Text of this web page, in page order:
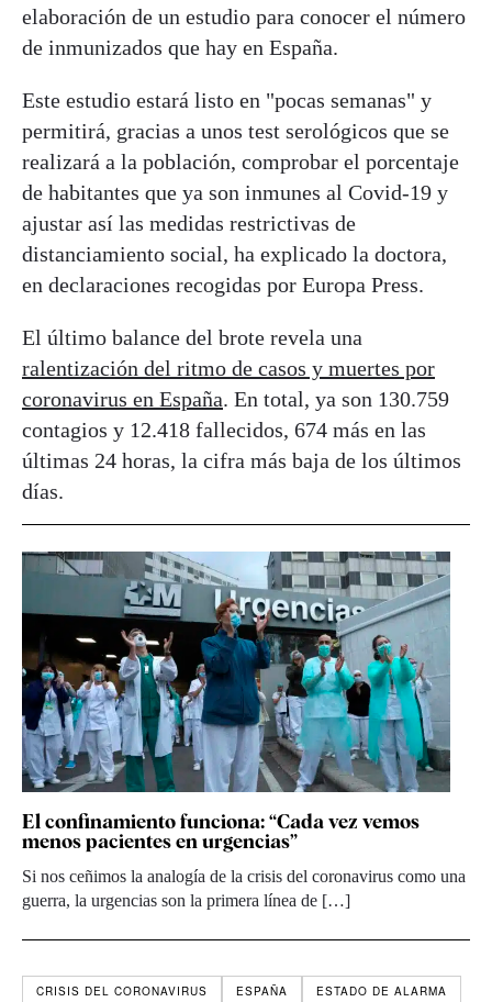
elaboración de un estudio para conocer el número
de inmunizados que hay en España.
Este estudio estará listo en "pocas semanas" y
permitirá, gracias a unos test serológicos que se
realizará a la población, comprobar el porcentaje
de habitantes que ya son inmunes al Covid-19 y
ajustar así las medidas restrictivas de
distanciamiento social, ha explicado la doctora,
en declaraciones recogidas por Europa Press.
El último balance del brote revela una
ralentización del ritmo de casos y muertes por
coronavirus en España. En total, ya son 130.759
contagios y 12.418 fallecidos, 674 más en las
últimas 24 horas, la cifra más baja de los últimos
días.
El confinamiento funciona: “Cada vez vemos
menos pacientes en urgencias”
Si nos ceñimos la analogía de la crisis del coronavirus como una
guerra, la urgencias son la primera línea de […]
CRISIS DEL CORONAVIRUS ESPAÑA
ESTADO DE ALARMA